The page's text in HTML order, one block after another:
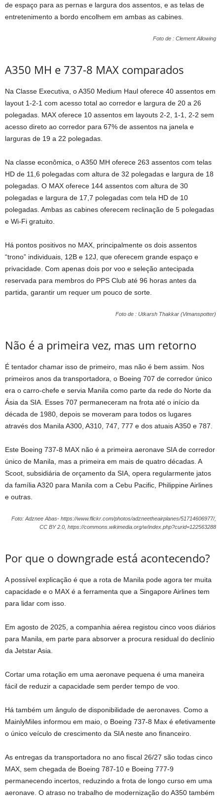
de espaço para as pernas e largura dos assentos, e as telas de
entretenimento a bordo encolhem em ambas as cabines.
Foto de : Clement Allowing
A350 MH e 737-8 MAX comparados
Na Classe Executiva, o A350 Medium Haul oferece 40 assentos em
layout 1-2-1 com acesso total ao corredor e largura de 20 a 26
polegadas. MAX oferece 10 assentos em layouts 2-2, 1-1, 2-2 sem
acesso direto ao corredor para 67% de assentos na janela e
larguras de 19 a 22 polegadas.
Na classe econômica, o A350 MH oferece 263 assentos com telas
HD de 11,6 polegadas com altura de 32 polegadas e largura de 18
polegadas. O MAX oferece 144 assentos com altura de 30
polegadas e largura de 17,7 polegadas com tela HD de 10
polegadas. Ambas as cabines oferecem reclinação de 5 polegadas
e Wi-Fi gratuito.
Há pontos positivos no MAX, principalmente os dois assentos
“trono” individuais, 12B e 12J, que oferecem grande espaço e
privacidade. Com apenas dois por voo e seleção antecipada
reservada para membros do PPS Club até 96 horas antes da
partida, garantir um requer um pouco de sorte.
Foto de : Utkarsh Thakkar (Vimanspotter)
Não é a primeira vez, mas um retorno
É tentador chamar isso de primeiro, mas não é bem assim. Nos
primeiros anos da transportadora, o Boeing 707 de corredor único
era o carro-chefe e servia Manila como parte da rede do Norte da
Ásia da SIA. Esses 707 permaneceram na frota até o início da
década de 1980, depois se moveram para todos os lugares
através dos Manila A300, A310, 747, 777 e dos atuais A350 e 787.
Este Boeing 737-8 MAX não é a primeira aeronave SIA de corredor
único de Manila, mas a primeira em mais de quatro décadas. A
Scoot, subsidiária de orçamento da SIA, opera regularmente jatos
da família A320 para Manila com a Cebu Pacific, Philippine Airlines
e outras.
Foto: Adznee Abas- https://www.flickr.com/photos/adzneetheairplanes/51714606977/,
CC BY 2.0, https://commons.wikimedia.org/w/index.php?curid=122563288
Por que o downgrade está acontecendo?
A possível explicação é que a rota de Manila pode agora ter muita
capacidade e o MAX é a ferramenta que a Singapore Airlines tem
para lidar com isso.
Em agosto de 2025, a companhia aérea registou cinco voos diários
para Manila, em parte para absorver a procura residual do declínio
da Jetstar Asia.
Cortar uma rotação em uma aeronave pequena é uma maneira
fácil de reduzir a capacidade sem perder tempo de voo.
Há também um ângulo de disponibilidade de aeronaves. Como a
MainlyMiles informou em maio, o Boeing 737-8 Max é efetivamente
o único veículo de crescimento da SIA neste ano financeiro.
As entregas da transportadora no ano fiscal 26/27 são todas cinco
MAX, sem chegada de Boeing 787-10 e Boeing 777-9
permanecendo incertos, reduzindo a frota de longo curso em uma
aeronave. O atraso no trabalho de modernização do A350 também